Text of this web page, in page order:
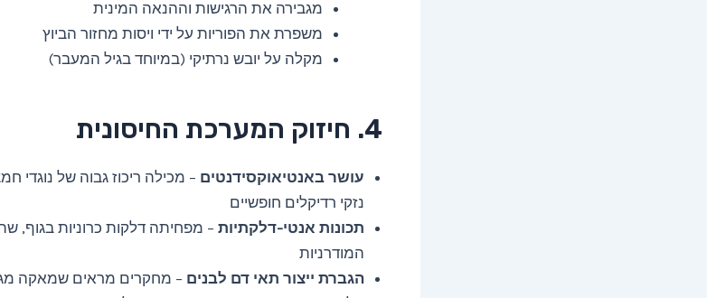
מגבירה את הרגישות וההנאה המינית
משפרת את הפוריות על ידי ויסות מחזור הביוץ
מקלה על יובש נרתיקי (במיוחד בגיל המעבר)
4. חיזוק המערכת החיסונית
עושר באנטיאוקסידנטים – מכילה ריכוז גבוה של נוגדי
נזקי רדיקלים חופשיים
תכונות אנטי-דלקתיות – מפחיתה דלקות כרוניות בגוף,
המודרניות
הגברת ייצור תאי דם לבנים – מחקרים מראים שמאקה